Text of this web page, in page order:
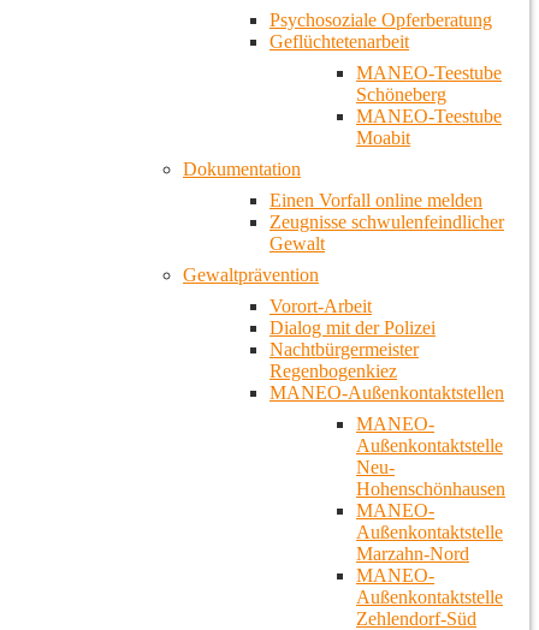
Psychosoziale Opferberatung
Geflüchtetenarbeit
MANEO-Teestube
Schöneberg
MANEO-Teestube
Moabit
Dokumentation
Einen Vorfall online melden
Zeugnisse schwulenfeindlicher
Gewalt
Gewaltprävention
Vorort-Arbeit
Dialog mit der Polizei
Nachtbürgermeister
Regenbogenkiez
MANEO-Außenkontaktstellen
MANEO-
Außenkontaktstelle
Neu-
Hohenschönhausen
MANEO-
Außenkontaktstelle
Marzahn-Nord
MANEO-
Außenkontaktstelle
Zehlendorf-Süd